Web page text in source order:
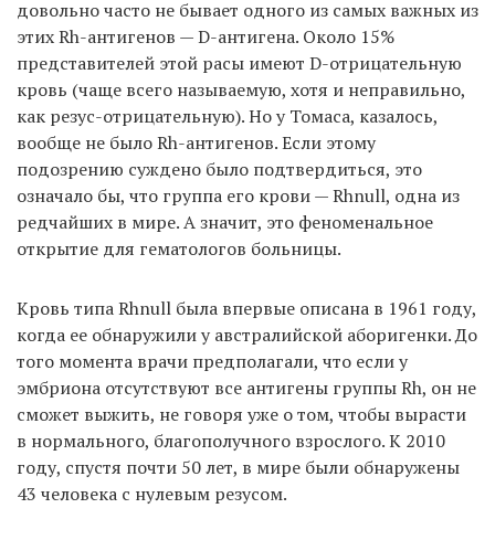
довольно часто не бывает одного из самых важных из
этих Rh-антигенов — D-антигена. Около 15%
представителей этой расы имеют D-отрицательную
кровь (чаще всего называемую, хотя и неправильно,
как резус-отрицательную). Но у Томаса, казалось,
вообще не было Rh-антигенов. Если этому
подозрению суждено было подтвердиться, это
означало бы, что группа его крови — Rhnull, одна из
редчайших в мире. А значит, это феноменальное
открытие для гематологов больницы.
Кровь типа Rhnull была впервые описана в 1961 году,
когда ее обнаружили у австралийской аборигенки. До
того момента врачи предполагали, что если у
эмбриона отсутствуют все антигены группы Rh, он не
cможет выжить, не говоря уже о том, чтобы вырасти
в нормального, благополучного взрослого. К 2010
году, спустя почти 50 лет, в мире были обнаружены
43 человека с нулевым резусом.